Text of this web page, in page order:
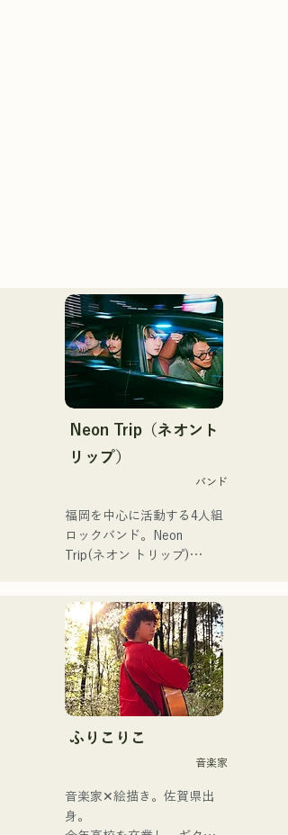
Neon Trip（ネオント
リップ）
バンド
福岡を中心に活動する4人組
ロックバンド。Neon
Trip(ネオン トリップ)
歌謡ロックのエッセンスが
Vo&Gt.神谷優馬の艶のある
歌声でノスタルジーを感じ
る楽曲に息づいている。
Vo&Gt.神谷優馬を中心に生
み出す、時に優しく、時に
ルーツが加わり幅広い楽曲
を生み出し、『令和歌謡ロ
ック』を掲げ活動してい
ふりこりこ
音楽家
音楽家✕絵描き。佐賀県出
身。